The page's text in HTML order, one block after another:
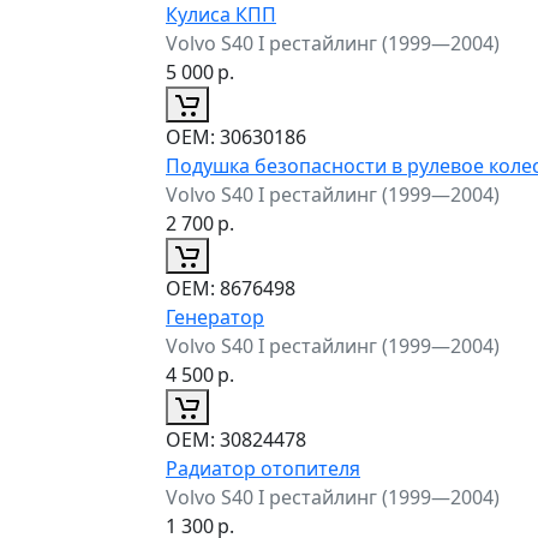
Кулиса КПП
Volvo S40 I рестайлинг (1999—2004)
5 000р.
ОЕМ: 30630186
Подушка безопасности в рулевое
Volvo S40 I рестайлинг (1999—2004)
2 700р.
ОЕМ: 8676498
Генератор
Volvo S40 I рестайлинг (1999—2004)
4 500р.
ОЕМ: 30824478
Радиатор отопителя
Volvo S40 I рестайлинг (1999—2004)
1 300р.